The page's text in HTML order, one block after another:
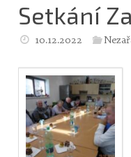
Setkání
10.12.2022